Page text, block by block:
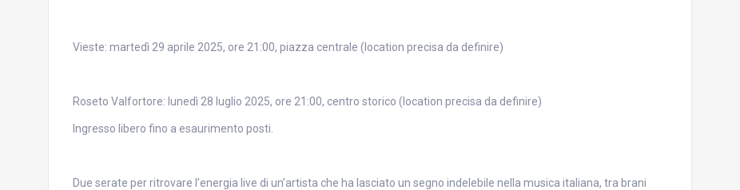
Vieste: martedì 29 aprile 2025, ore 21:00, piazza centrale (location precisa da definire)
Roseto Valfortore: lunedì 28 luglio 2025, ore 21:00, centro storico (location precisa da definire)
Ingresso libero fino a esaurimento posti.
Due serate per ritrovare l’energia live di un’artista che ha lasciato un segno indelebile nella musica italiana, tra brani